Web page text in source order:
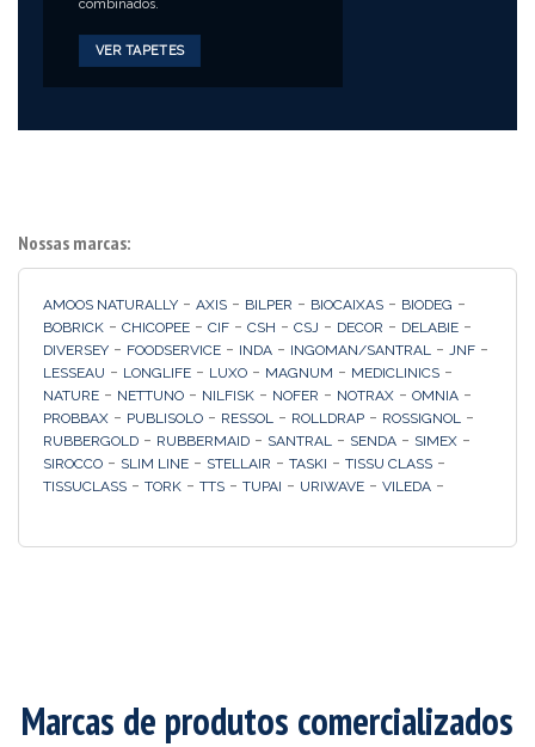
combinados.
VER TAPETES
Nossas marcas:
AMOOS NATURALLY - AXIS - BILPER - BIOCAIXAS - BIODEG -
BOBRICK - CHICOPEE - CIF - CSH - CSJ - DECOR - DELABIE -
DIVERSEY - FOODSERVICE - INDA - INGOMAN/SANTRAL - JNF -
LESSEAU - LONGLIFE - LUXO - MAGNUM - MEDICLINICS -
NATURE - NETTUNO - NILFISK - NOFER - NOTRAX - OMNIA -
PROBBAX - PUBLISOLO - RESSOL - ROLLDRAP - ROSSIGNOL -
RUBBERGOLD - RUBBERMAID - SANTRAL - SENDA - SIMEX -
SIROCCO - SLIM LINE - STELLAIR - TASKI - TISSU CLASS -
TISSUCLASS - TORK - TTS - TUPAI - URIWAVE - VILEDA -
Marcas de produtos comercializados